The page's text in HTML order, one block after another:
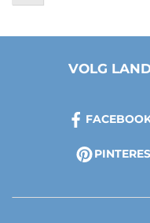
VOLG